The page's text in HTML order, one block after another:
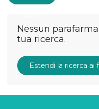
Nessun
tua ricerca.
Estendi la ricerca ai